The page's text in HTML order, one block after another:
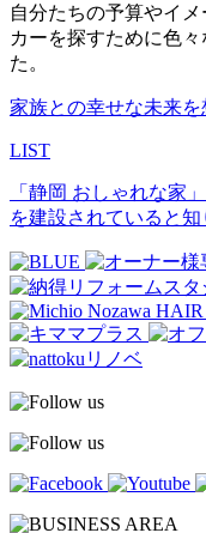
自分たちの予算やイ
カーを探すために色
た。
家族との幸せな未来を
LIST
「静岡 おしゃれな家
を建設されていると知